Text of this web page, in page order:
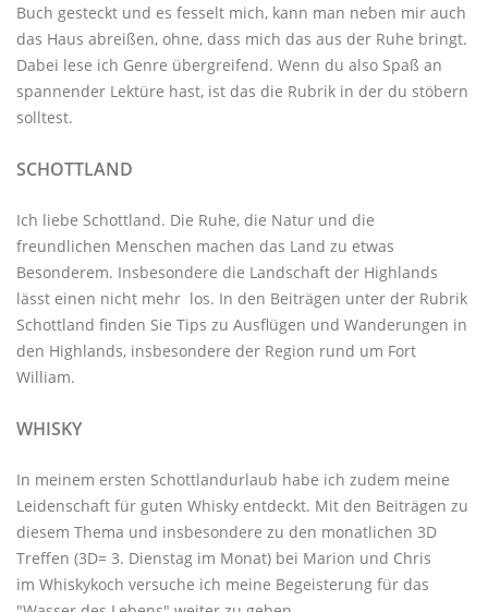
Buch gesteckt und es fesselt mich, kann man neben mir auch
das Haus abreißen, ohne, dass mich das aus der Ruhe bringt.
Dabei lese ich Genre übergreifend. Wenn du also Spaß an
spannender Lektüre hast, ist das die Rubrik in der du stöbern
solltest.
SCHOTTLAND
Ich liebe Schottland. Die Ruhe, die Natur und die
freundlichen Menschen machen das Land zu etwas
Besonderem. Insbesondere die Landschaft der Highlands
lässt einen nicht mehr los. In den Beiträgen unter der Rubrik
Schottland finden Sie Tips zu Ausflügen und Wanderungen in
den Highlands, insbesondere der Region rund um Fort
William.
WHISKY
In meinem ersten Schottlandurlaub habe ich zudem meine
Leidenschaft für guten Whisky entdeckt. Mit den Beiträgen zu
diesem Thema und insbesondere zu den monatlichen 3D
Treffen (3D= 3. Dienstag im Monat) bei Marion und Chris
im Whiskykoch versuche ich meine Begeisterung für das